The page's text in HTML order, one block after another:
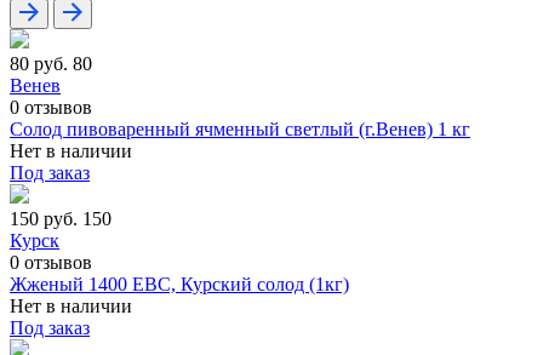
80 руб. 80
Венев
0 отзывов
Солод пивоваренный ячменный светлый (г.Венев) 1 кг
Нет в наличии
Под заказ
150 руб. 150
Курск
0 отзывов
Жженый 1400 ЕВС, Курский солод (1кг)
Нет в наличии
Под заказ